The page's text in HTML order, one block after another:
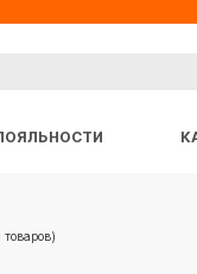
товаров)